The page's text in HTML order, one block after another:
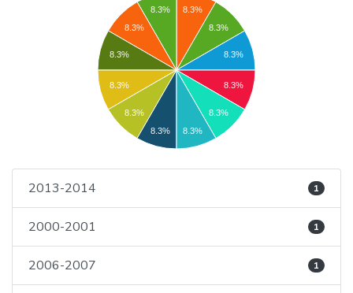
8.3%
8.3%
8.3%
8.3%
8.3%
8.3%
8.3%
8.3%
8.3%
8.3%
8.3%
8.3%
2013-2014 1
2000-2001 1
2006-2007 1